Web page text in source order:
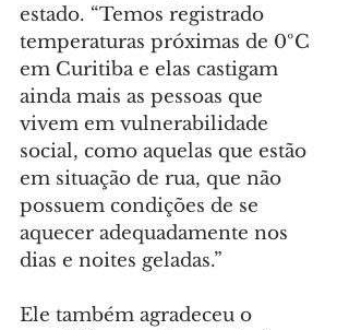
estado. “Temos registrado
temperaturas próximas de 0ºC
em Curitiba e elas castigam
ainda mais as pessoas que
vivem em vulnerabilidade
social, como aquelas que estão
em situação de rua, que não
possuem condições de se
aquecer adequadamente nos
dias e noites geladas.”
Ele também agradeceu o